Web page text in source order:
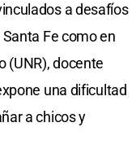
a desafíos
Fe como en
(UNR), docente
una dificultad
a chicos y